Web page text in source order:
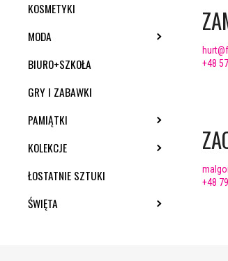
KOSMETYKI
MODA
BIURO+SZKOŁA
GRY I ZABAWKI
PAMIĄTKI
KOLEKCJE
ŁOSTATNIE SZTUKI
ŚWIĘTA
+48
+48